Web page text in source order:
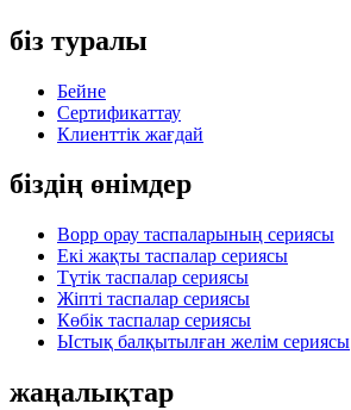
біз туралы
Бейне
Сертификаттау
Клиенттік жағдай
біздің өнімдер
Bopp орау таспаларының сериясы
Екі жақты таспалар сериясы
Түтік таспалар сериясы
Жіпті таспалар сериясы
Көбік таспалар сериясы
Ыстық балқытылған желім сериясы
жаңалықтар